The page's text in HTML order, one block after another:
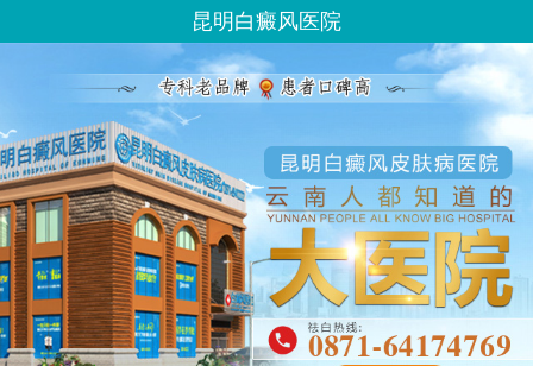
昆明白癜风医院